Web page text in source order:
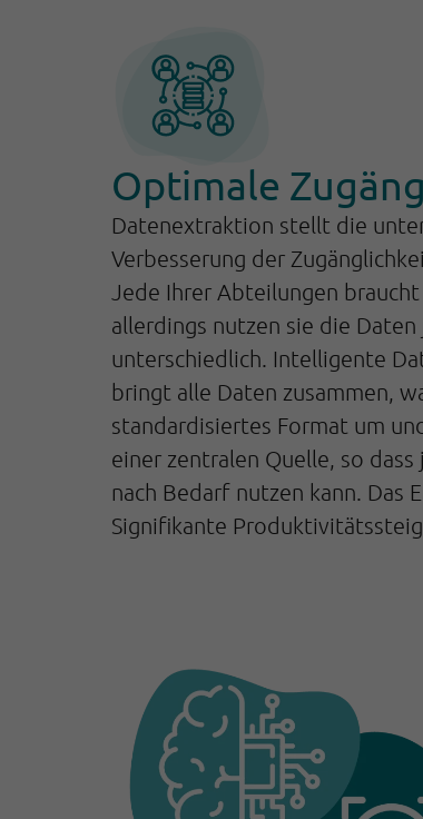
Optimale
Datenextraktion stellt die
Verbesserung der
Jede Ihrer Abteilungen
allerdings nutzen sie die Daten
unterschiedlich. Intelligente
bringt alle Daten zusammen,
standardisiertes Format um
einer zentralen Quelle, so dass
nach Bedarf nutzen kann. Das
Signifikante